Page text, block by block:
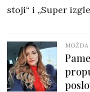
stoji“ i „Super
MOŽDA